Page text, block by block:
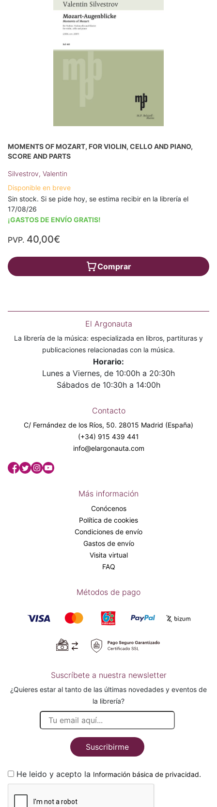
MOMENTS OF MOZART, FOR VIOLIN, CELLO AND PIANO,
SCORE AND PARTS
Silvestrov, Valentin
Disponible en breve
Sin stock. Si se pide hoy, se estima recibir en la librería el
17/08/26
¡GASTOS DE ENVÍO GRATIS!
PVP. 40,00€
Comprar
El Argonauta
La librería de la música: especializada en libros, partituras y
publicaciones relacionadas con la música.
Horario:
Lunes a Viernes, de 10:00h a 20:30h
Sábados de 10:30h a 14:00h
Contacto
C/ Fernández de los Ríos, 50. 28015 Madrid (España)
(+34) 915 439 441
info@elargonauta.com
Más información
Conócenos
Política de cookies
Condiciones de envío
Gastos de envío
Visita virtual
FAQ
Métodos de pago
Suscríbete a nuestra newsletter
¿Quieres estar al tanto de las últimas novedades y eventos de
la librería?
Suscribirme
He leido y acepto la Información básica de privacidad.